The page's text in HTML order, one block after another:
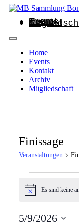
Home
Events
Kontakt
Archiv
Home
Events
Kontakt
Archiv
Mitgliedschaft
Finissage
Veranstaltungen
HinweisEs sind keine
5/9/2026